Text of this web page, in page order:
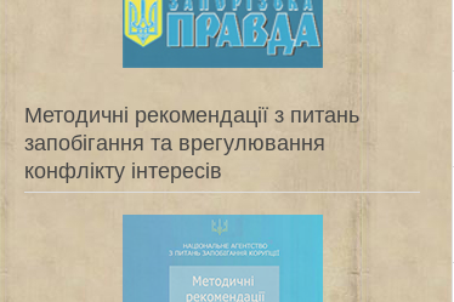
Методичні рекомендації з питань
запобігання та врегулювання
конфлікту інтересів